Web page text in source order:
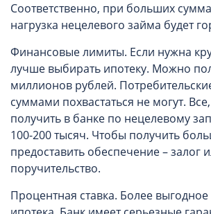
Соответственно, при больших
нагрузка нецелевого займа будет
Финансовые лимиты. Если нужна
лучше выбирать ипотеку. Можно
миллионов рублей.
суммами похвастаться не могут.
получить в банке по нецелевому
100-200 тысяч. Чтобы получить
предоставить обеспечение – залог
поручительство.
Процентная ставка. Более